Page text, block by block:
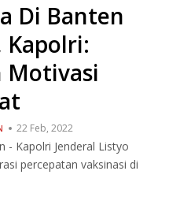
Di Banten
Kapolri:
Motivasi
22 Feb, 2022
- Kapolri Jenderal Listyo
percepatan vaksinasi di